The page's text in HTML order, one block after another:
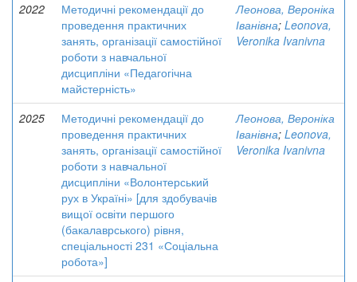
2022
Методичні рекомендації до
проведення практичних
занять, організації самостійної
роботи з навчальної
дисципліни «Педагогічна
майстерність»
Леонова, Вероніка
Іванівна; Leonova,
Veronika Ivanivna
2025
Методичні рекомендації до
проведення практичних
занять, організації самостійної
роботи з навчальної
дисципліни «Волонтерський
рух в Україні» [для здобувачів
вищої освіти першого
(бакалаврського) рівня,
спеціальності 231 «Соціальна
робота»]
Леонова, Вероніка
Іванівна; Leonova,
Veronika Ivanivna